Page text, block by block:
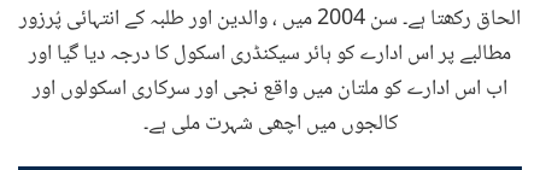
الحاق رکھتا ہے۔ سن 2004 میں ، والدین اور طلبہ کے انتہائی پُرزور
مطالبے پر اس ادارے کو ہائر سیکنڈری اسکول کا درجہ دیا گیا اور
اب اس ادارے کو ملتان میں واقع نجی اور سرکاری اسکولوں اور
کالجوں میں اچھی شہرت ملی ہے۔